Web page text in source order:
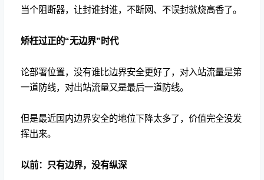
当个阻断器，让封谁封谁，不断网、不误封就烧高香了。
矫枉过正的“无边界”时代
论部署位置，没有谁比边界安全更好了，对入站流量是第
一道防线，对出站流量又是最后一道防线。
但是最近国内边界安全的地位下降太多了，价值完全没发
挥出来。
以前：只有边界，没有纵深